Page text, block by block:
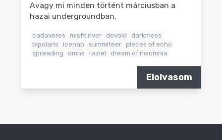
Avagy mi minden történt márciusban a
hazai undergroundban.
cadaveres misfit river devoid
darkmess
bipolaris
icenap summiteer pieces of echo
spreading
omns raziel dream of insomnia
Elolvasom